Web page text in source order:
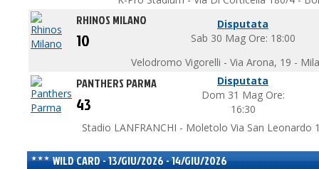
RHINOS MILANO
Disputata
Sab 30 Mag Ore: 18:00
10
Velodromo Vigorelli - Via Arona, 19 -
PANTHERS PARMA
Disputata
Dom 31 Mag Ore:
16:30
43
Stadio LANFRANCHI - Moletolo Via San Leonardo
WILD CARD - 13/GIU/2026 - 14/GIU/2026